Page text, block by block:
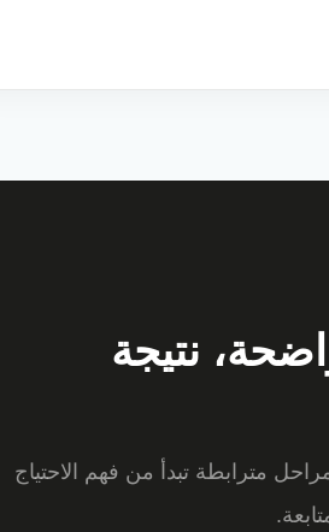
نتيجة
تبدأ من فهم الاحتياج